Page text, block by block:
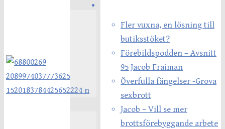
Fler vuxna, en lösning till
butiksstöket?
Förebildspodden – Avsnitt
95 Jacob Fraiman
Överfulla fängelser -Grova
sexbrott
Jacob – Vill se mer
brottsförebyggande arbete